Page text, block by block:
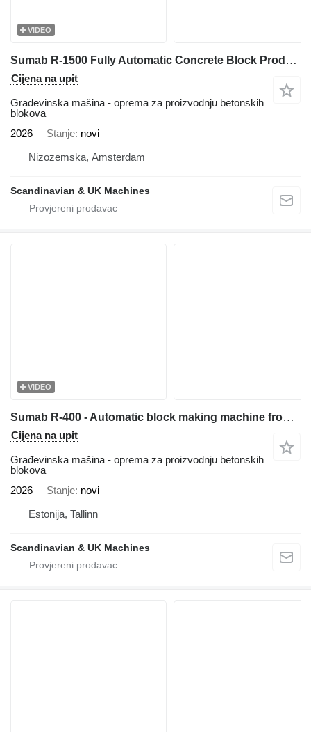
VIDEO
Sumab R-1500 Fully Automatic Concrete Block Production Line
Cijena na upit
Građevinska mašina - oprema za proizvodnju betonskih
blokova
2026
Stanje novi
Nizozemska, Amsterdam
Scandinavian & UK Machines
VIDEO
Sumab R-400 - Automatic block making machine from Sweden
Cijena na upit
Građevinska mašina - oprema za proizvodnju betonskih
blokova
2026
Stanje novi
Estonija, Tallinn
Scandinavian & UK Machines